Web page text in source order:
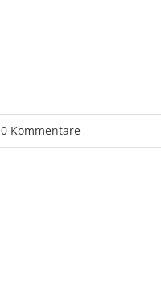
0 Kommentare